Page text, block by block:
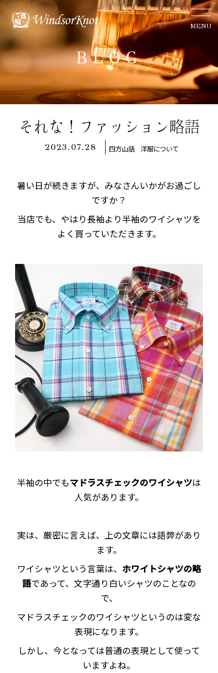
MENU
BLOG
それな！ファッション略語
2023.07.28 四方山話 洋服について
暑い日が続きますが、みなさんいかがお過ごし
ですか？
当店でも、やはり長袖より半袖のワイシャツを
よく買っていただきます。
半袖の中でもマドラスチェックのワイシャツは
人気があります。
実は、厳密に言えば、上の文章には語弊があり
ます。
ワイシャツという言葉は、 ホワイトシャツの略
語であって、文字通り白いシャツのことなの
で、
マドラスチェックのワイシャツというのは変な
表現になります。
しかし、今となっては普通の表現として使って
いますよね。